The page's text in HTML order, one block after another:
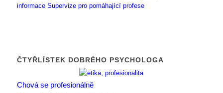
informace Supervize pro pomáhající profese
ČTYŘLÍSTEK DOBRÉHO PSYCHOLOGA
Chová se profesionálně